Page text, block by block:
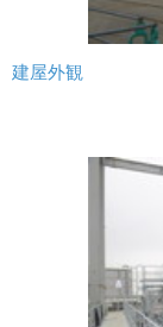
建屋外観